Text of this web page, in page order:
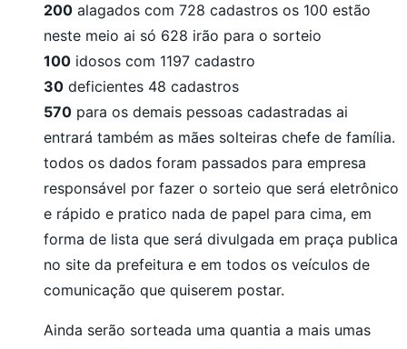
200 alagados com 728 cadastros os 100 estão
neste meio ai só 628 irão para o sorteio
100 idosos com 1197 cadastro
30 deficientes 48 cadastros
570 para os demais pessoas cadastradas ai
entrará também as mães solteiras chefe de família.
todos os dados foram passados para empresa
responsável por fazer o sorteio que será eletrônico
e rápido e pratico nada de papel para cima, em
forma de lista que será divulgada em praça publica
no site da prefeitura e em todos os veículos de
comunicação que quiserem postar.
Ainda serão sorteada uma quantia a mais umas